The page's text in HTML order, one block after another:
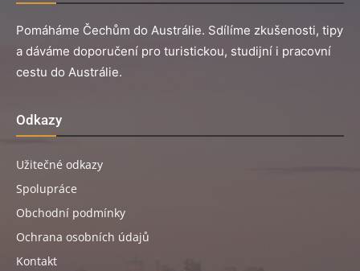
Pomáháme Čechům do Austrálie. Sdílíme zkušenosti, tipy
a dáváme doporučení pro turistickou, studijní i pracovní
cestu do Austrálie.
Odkazy
Užitečné odkazy
Spolupráce
Obchodní podmínky
Ochrana osobních údajů
Kontakt